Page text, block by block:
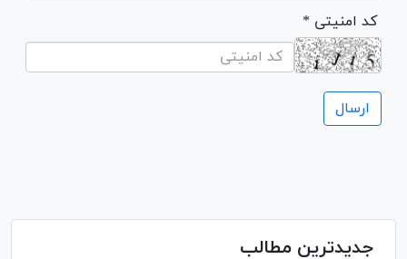
* کد امنیتی
جدیدترین مطالب